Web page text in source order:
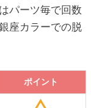
パーツ毎で回数
座カラーでの脱
ポイント
ポイント